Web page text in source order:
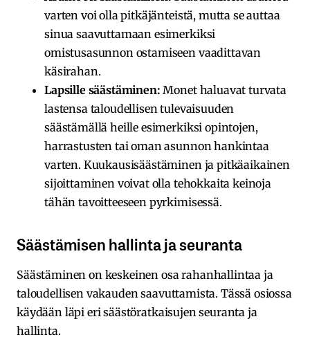
varten voi olla pitkäjänteistä, mutta se auttaa
sinua saavuttamaan esimerkiksi
omistusasunnon ostamiseen vaadittavan
käsirahan.
Lapsille säästäminen: Monet haluavat turvata
lastensa taloudellisen tulevaisuuden
säästämällä heille esimerkiksi opintojen,
harrastusten tai oman asunnon hankintaa
varten. Kuukausisäästäminen ja pitkäaikainen
sijoittaminen voivat olla tehokkaita keinoja
tähän tavoitteeseen pyrkimisessä.
Säästämisen hallinta ja seuranta
Säästäminen on keskeinen osa rahanhallintaa ja
taloudellisen vakauden saavuttamista. Tässä osiossa
käydään läpi eri säästöratkaisujen seuranta ja
hallinta.